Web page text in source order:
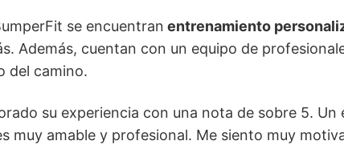
se encuentran entrenamiento
Además, cuentan con un equipo de
del camino.
su experiencia con una nota de sobre 5. Un
muy amable y profesional. Me siento muy